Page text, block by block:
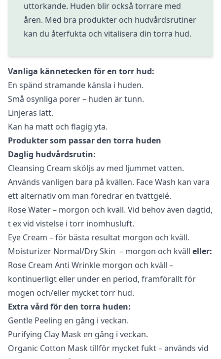
uttorkande. Huden blir också torrare med
åren. Med bra produkter och hudvårdsrutiner
kan du återfukta och vitalisera din torra hud.
Vanliga kännetecken för en torr hud:
En spänd stramande känsla i huden.
Små osynliga porer – huden är tunn.
Linjeras lätt.
Kan ha matt och flagig yta.
Produkter som passar den torra huden
Daglig hudvårdsrutin:
Cleansing Cream sköljs av med ljummet vatten.
Används vanligen bara på kvällen. Face Wash kan vara
ett alternativ om man föredrar en tvättgelé.
Rose Water– morgon och kväll. Vid behov även dagtid,
t ex vid vistelse i torr inomhusluft.
Eye Cream – för bästa resultat morgon och kväll.
Moisturizer Normal/Dry Skin – morgon och kväll eller:
Rose Cream Anti Wrinkle morgon och kväll –
kontinuerligt eller under en period, framförallt för
mogen och/eller mycket torr hud.
Extra vård för den torra huden:
Gentle Peeling en gång i veckan.
Purifying Clay Mask en gång i veckan.
Organic Cotton Mask tillför mycket fukt – används vid